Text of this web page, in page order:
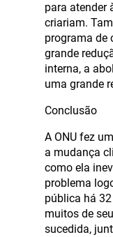
para atender
criariam.
programa de
grande
interna, a
uma grande
Conclusão
A ONU fez
a mudança
como ela
problema
pública há
muitos de
sucedida,